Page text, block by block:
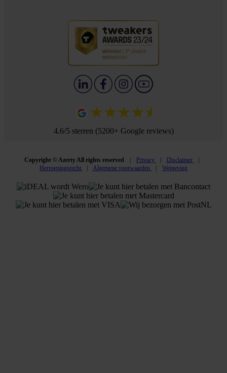
4.6/5 sterren (5200+ Google reviews)
Copyright © Azerty All rights reserved Privacy
Disclaimer
Herroepingsrecht
Algemene voorwaarden Wetgeving